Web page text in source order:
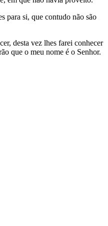
para si, que contudo não são
desta vez lhes farei conhecer
que o meu nome é o Senhor.